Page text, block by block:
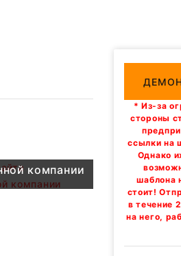
компании
* Из-за
стороны
ссылки на
Однако
шаблона
стоит!
в течение
на него,